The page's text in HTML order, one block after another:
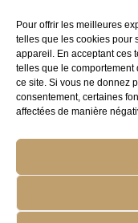
Pour offrir les meilleures
telles que les cookies pour
appareil. En acceptant ces
telles que le
ce site. Si vous ne donnez
consentement, certaines
affectées de manière
Ⓒ2026 Les